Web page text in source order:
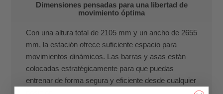
Dimensiones pensadas para una libertad de
movimiento óptima
Con una altura total de 2105 mm y un ancho de 2655
mm, la estación ofrece suficiente espacio para
movimientos dinámicos. Las barras y asas están
colocadas estratégicamente para que puedas
entrenar de forma segura y eficiente desde cualquier